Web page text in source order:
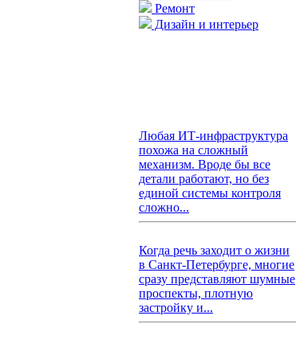
Ремонт
Дизайн и интерьер
Любая ИТ-инфраструктура
похожа на сложный
механизм. Вроде бы все
детали работают, но без
единой системы контроля
сложно...
Когда речь заходит о жизни
в Санкт-Петербурге, многие
сразу представляют шумные
проспекты, плотную
застройку и...